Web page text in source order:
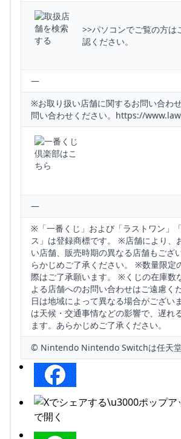
>>パソコンでご覧の方は
認ください。
—
※お取り扱い店舗に関するお問い合わ
問い合わせください。https://
—
※「一番くじ」および「ラストワン」
ス」は登録商標です。 ※店舗により、
い店舗、販売時期の異なる店舗もござ
らかじめご了承ください。 ※数量限定
際はご了承願います。 ※くじの在庫数
よる店舗へのお問い合わせはご遠慮く
日は地域によって異なる場合がござい
は天候・交通事情などの影響で、遅れ
ます。あらかじめご了承ください。
© Nintendo Nintendo Switchは任天堂